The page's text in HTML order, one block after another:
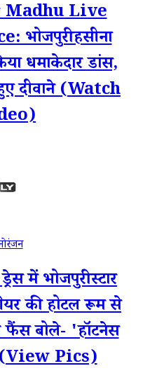
Live
हसीना
धमाकेदार डांस,
दीवाने (Watch
में भोजपुरी स्टार
की होटल रूम से
फैंस बोले- 'हॉटनेस
Pics)